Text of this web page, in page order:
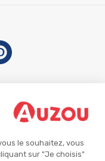
le souhaitez, vous
sur "Je choisis"